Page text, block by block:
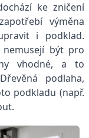
ke zničení
výměna
i podklad.
být pro
vhodné, a to
podlaha,
podkladu (např.